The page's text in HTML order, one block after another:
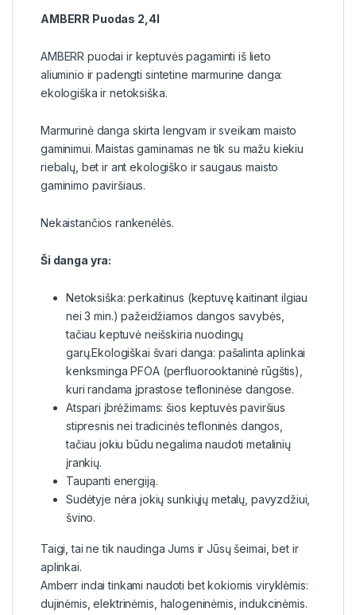
AMBERR Puodas 2,4l
AMBERR puodai ir keptuvės pagaminti iš lieto
aliuminio ir padengti sintetine marmurine danga:
ekologiška ir netoksiška.
Marmurinė danga skirta lengvam ir sveikam maisto
gaminimui. Maistas gaminamas ne tik su mažu kiekiu
riebalų, bet ir ant ekologiško ir saugaus maisto
gaminimo paviršiaus.
Nekaistančios rankenėlės.
Ši danga yra:
Netoksiška: perkaitinus (keptuvę kaitinant ilgiau
nei 3 min.) pažeidžiamos dangos savybės,
tačiau keptuvė neišskiria nuodingų
garų.Ekologiškai švari danga: pašalinta aplinkai
kenksminga PFOA (perfluorooktaninė rūgštis),
kuri randama įprastose tefloninėse dangose.
Atspari įbrėžimams: šios keptuvės paviršius
stipresnis nei tradicinės tefloninės dangos,
tačiau jokiu būdu negalima naudoti metalinių
įrankių.
Taupanti energiją.
Sudėtyje nėra jokių sunkiųjų metalų, pavyzdžiui,
švino.
Taigi, tai ne tik naudinga Jums ir Jūsų šeimai, bet ir
aplinkai.
Amberr indai tinkami naudoti bet kokiomis viryklėmis:
dujinėmis, elektrinėmis, halogeninėmis, indukcinėmis.